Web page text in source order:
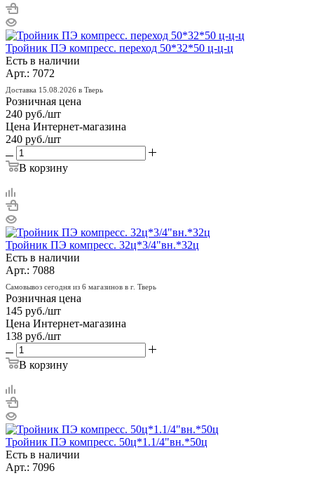
Тройник ПЭ компресс. переход 50*32*50 ц-ц-ц
Есть в наличии
Арт.: 7072
Доставка 15.08.2026 в Тверь
Розничная цена
240 руб./шт
Цена Интернет-магазина
240 руб./шт
В корзину
Тройник ПЭ компресс. 32ц*3/4"вн.*32ц
Есть в наличии
Арт.: 7088
Самовывоз сегодня из 6 магазинов в г. Тверь
Розничная цена
145 руб./шт
Цена Интернет-магазина
138 руб./шт
В корзину
Тройник ПЭ компресс. 50ц*1.1/4"вн.*50ц
Есть в наличии
Арт.: 7096